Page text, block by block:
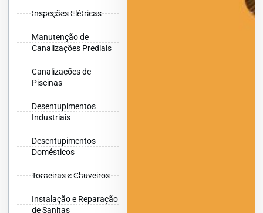
Inspeções Elétricas
Manutenção de
Canalizações Prediais
Canalizações de
Piscinas
Desentupimentos
Industriais
Desentupimentos
Domésticos
Torneiras e Chuveiros
Instalação e Reparação
de Sanitas